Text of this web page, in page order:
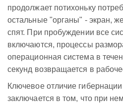
продолжает потихоньку
остальные "органы" - экран,
спят. При пробуждении все
включаются, процессы
операционная система в
секунд возвращается в
Ключевое отличие
заключается в том, что при